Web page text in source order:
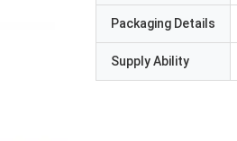
Packaging Details
Supply Ability